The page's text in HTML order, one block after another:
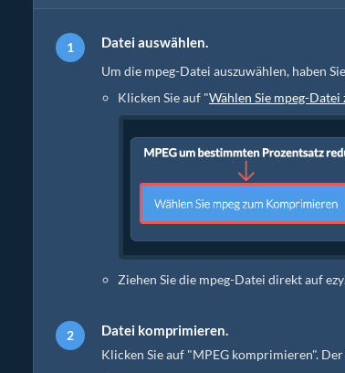
Datei auswählen.
Um die mpeg-Datei auszuwählen, haben
Klicken Sie auf "Wählen Sie mpeg-
Ziehen Sie die mpeg-Datei direkt auf
Datei komprimieren.
Klicken Sie auf "MPEG komprimieren".